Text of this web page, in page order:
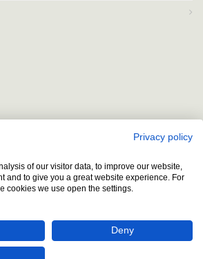
Privacy policy
of our visitor data, to improve our website,
and to give you a great website experience. For
cookies we use open the settings.
Deny